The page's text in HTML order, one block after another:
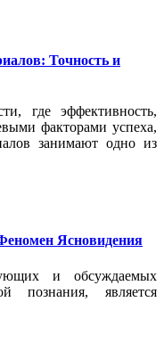
Точность и
где эффективность,
факторами успеха,
занимают одно из
Ясновидения
и обсуждаемых
познания, является